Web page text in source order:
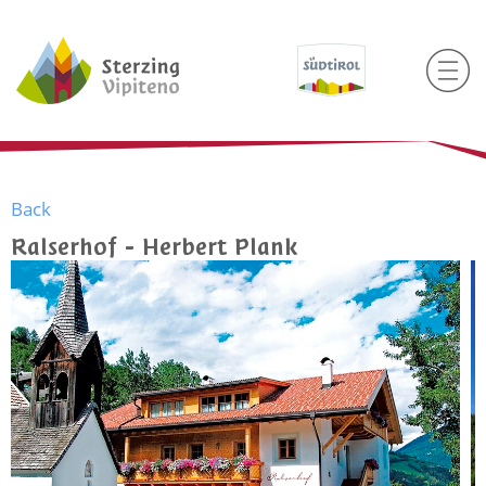
Back
Ralserhof - Herbert Plank